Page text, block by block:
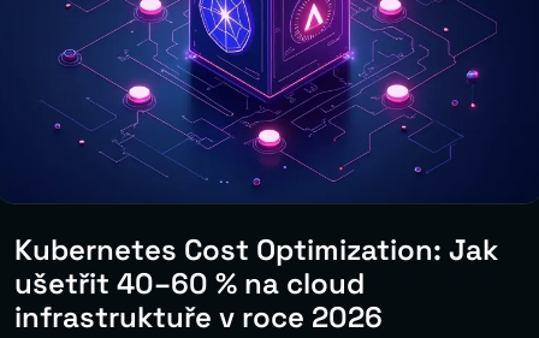
Kubernetes Cost Optimization: Jak
ušetřit 40–60 % na cloud
infrastruktuře v roce 2026